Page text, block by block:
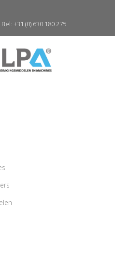
+31 (0) 630 180 275